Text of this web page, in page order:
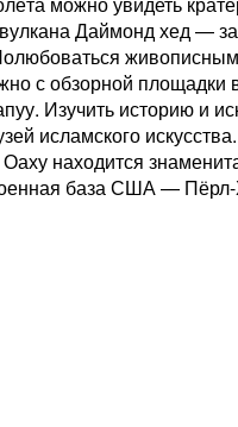
Даймонд хед —
с обзорной площадки
Изучить историю и
исламского
находится
база США —